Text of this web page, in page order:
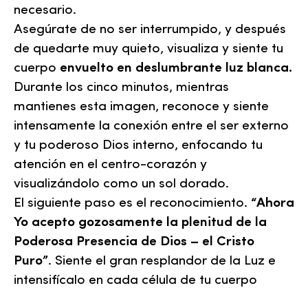
necesario.
Asegúrate de no ser interrumpido, y después
de quedarte muy quieto, visualiza y siente tu
cuerpo envuelto en deslumbrante luz blanca.
Durante los cinco minutos, mientras
mantienes esta imagen, reconoce y siente
intensamente la conexión entre el ser externo
y tu poderoso Dios interno, enfocando tu
atención en el centro-corazón y
visualizándolo como un sol dorado.
El siguiente paso es el reconocimiento. “Ahora
Yo acepto gozosamente la plenitud de la
Poderosa Presencia de Dios – el Cristo
Puro”. Siente el gran resplandor de la Luz e
intensifícalo en cada célula de tu cuerpo